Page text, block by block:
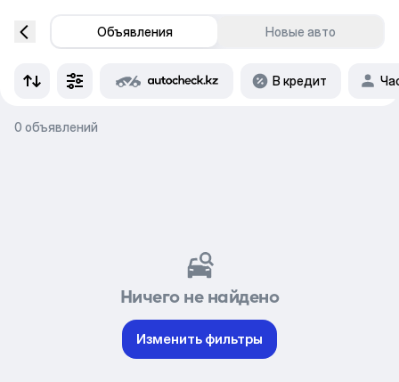
Объявления Новые авто
В кредит
0 объявлений
Ничего не найдено
Изменить фильтры